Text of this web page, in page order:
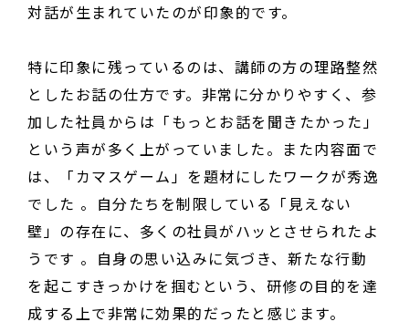
対話が生まれていたのが印象的です。
特に印象に残っているのは、講師の方の理路整然
としたお話の仕方です。非常に分かりやすく、参
加した社員からは「もっとお話を聞きたかった」
という声が多く上がっていました。また内容面で
は、「カマスゲーム」を題材にしたワークが秀逸
でした 。自分たちを制限している「見えない
壁」の存在に、多くの社員がハッとさせられたよ
うです 。自身の思い込みに気づき、新たな行動
を起こすきっかけを掴むという、研修の目的を達
成する上で非常に効果的だったと感じます。